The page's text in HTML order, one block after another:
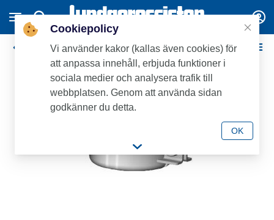
Syrafasta avloppsdelar och rör (grön-märkta)
Cookiepolicy
Vi använder kakor (kallas även cookies) för
att anpassa innehåll, erbjuda funktioner i
sociala medier och analysera trafik till
webbplatsen. Genom att använda sidan
godkänner du detta.
OK